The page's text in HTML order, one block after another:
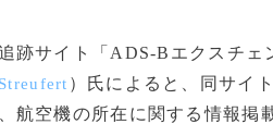
跡サイト「ADS-Bエクスチェ
）氏によると、同サイ
航空機の所在に関する情報掲